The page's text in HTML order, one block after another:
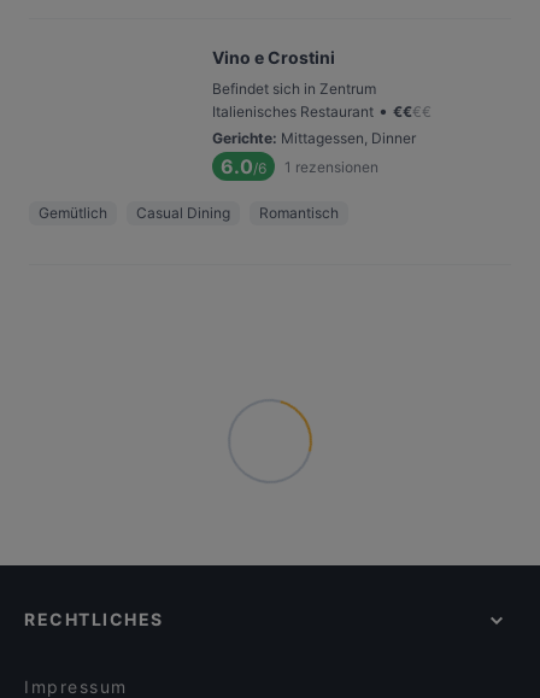
Vino e Crostini
Befindet sich in Zentrum
Italienisches Restaurant • €€€€
Gerichte: Mittagessen, Dinner
6.0/6 1 rezensionen
Gemütlich Casual Dining Romantisch
RECHTLICHES
Impressum